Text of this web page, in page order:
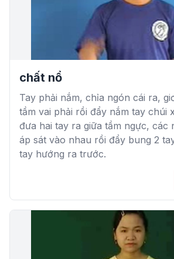
chất nổ
Tay phải nắm, chỉa ngón cái ra,
tầm vai phải rồi đẩy nắm tay chúi
đưa hai tay ra giữa tầm ngực, các
áp sát vào nhau rồi đẩy bung 2
tay hướng ra trước.